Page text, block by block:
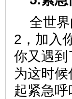
全世
2，加入
你又遇
为这时
起紧急